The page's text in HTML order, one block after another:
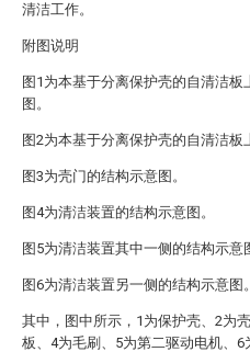
清洁工作。
附图说明
图1为本基于分离保护壳的自清洁板
图。
图2为本基于分离保护壳的自清洁板
图3为壳门的结构示意图。
图4为清洁装置的结构示意图。
图5为清洁装置其中一侧的结构示意
图6为清洁装置另一侧的结构示意图。
其中，图中所示，1为保护壳、2为
板、4为毛刷、5为第二驱动电机、